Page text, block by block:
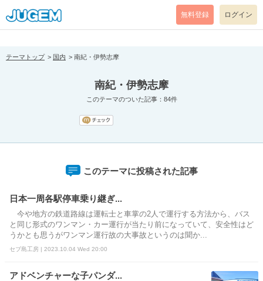
[pear_error: message="Success" code=0 mode=return level=notice
prefix="" info=""]
無料登録 ログイン
テーマトップ 国内 南紀・伊勢志摩
南紀・伊勢志摩
このテーマのついた記事：84件
このテーマに投稿された記事
日本一周各駅停車乗り継ぎ...
今や地方の鉄道路線は運転士と車掌の2人で運行する方法から、バス
と同じ形式のワンマン・カー運行が当たり前になっていて、安全性はど
うかとも思うがワンマン運行故の大事故というのは聞か...
セブ島工房 | 2023.10.04 Wed 20:00
アドベンチャーな子パンダ...